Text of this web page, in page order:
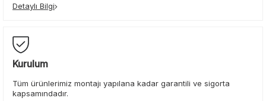
Detaylı Bilgi
Kurulum
Tüm ürünlerimiz montajı yapılana kadar garantili ve sigorta
kapsamındadır.